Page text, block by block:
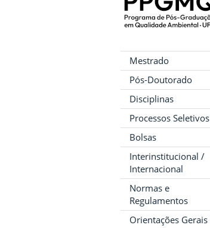
Mestrado
Pós-Doutorado
Disciplinas
Processos Seletivos
Bolsas
Interinstitucional /
Internacional
Normas e
Regulamentos
Orientações Gerais